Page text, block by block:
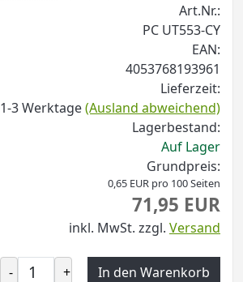
Art.Nr.:
PC UT553-CY
EAN:
4053768193961
Lieferzeit:
1-3 Werktage(Ausland abweichend)
Lagerbestand:
Auf Lager
Grundpreis:
0,65 EUR pro 100 Seiten
71,95 EUR
inkl. MwSt. zzgl. Versand
- + In den Warenkorb